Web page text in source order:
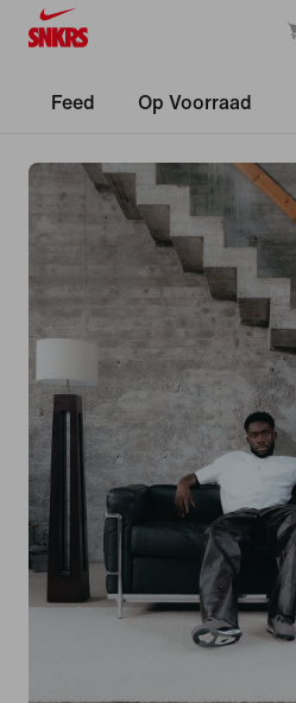
Feed Op Voorraad